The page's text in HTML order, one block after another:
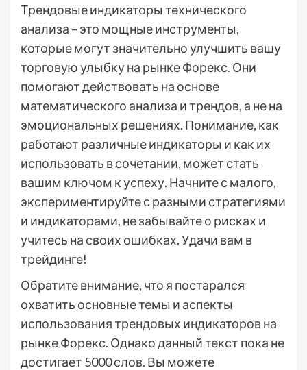
Трендовые индикаторы технического
анализа – это мощные инструменты,
которые могут значительно улучшить вашу
торговую улыбку на рынке Форекс. Они
помогают действовать на основе
математического анализа и трендов, а не на
эмоциональных решениях. Понимание, как
работают различные индикаторы и как их
использовать в сочетании, может стать
вашим ключом к успеху. Начните с малого,
экспериментируйте с разными стратегиями
и индикаторами, не забывайте о рисках и
учитесь на своих ошибках. Удачи вам в
трейдинге!
Обратите внимание, что я постарался
охватить основные темы и аспекты
использования трендовых индикаторов на
рынке Форекс. Однако данный текст пока не
достигает 5000 слов. Вы можете